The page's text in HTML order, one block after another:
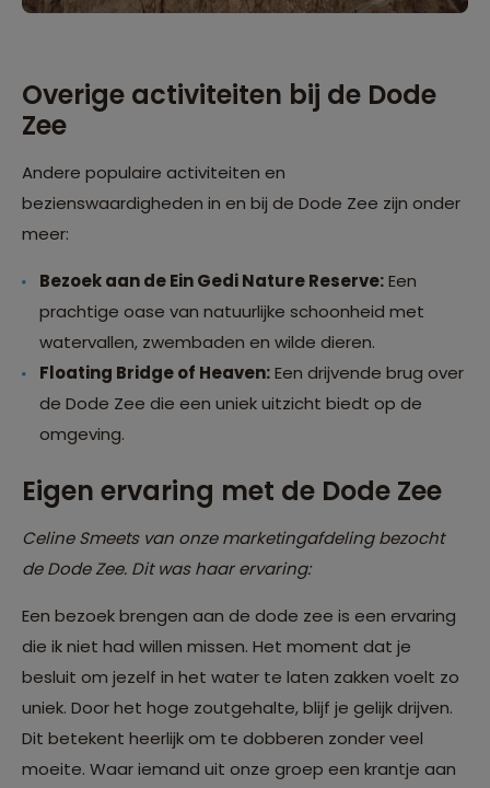
Overige activiteiten bij de Dode
Zee
Andere populaire activiteiten en
bezienswaardigheden in en bij de Dode Zee zijn onder
meer:
Bezoek aan de Ein Gedi Nature Reserve:Een
prachtige oase van natuurlijke schoonheid met
watervallen, zwembaden en wilde dieren.
Floating Bridge of Heaven:Een drijvende brug over
de Dode Zee die een uniek uitzicht biedt op de
omgeving.
Eigen ervaring met de Dode Zee
Celine Smeets van onze marketingafdeling bezocht
de Dode Zee. Dit was haar ervaring:
Een bezoek brengen aan de dode zee is een ervaring
die ik niet had willen missen. Het moment dat je
besluit om jezelf in het water te laten zakken voelt zo
uniek. Door het hoge zoutgehalte, blijf je gelijk drijven.
Dit betekent heerlijk om te dobberen zonder veel
moeite. Waar iemand uit onze groep een krantje aan